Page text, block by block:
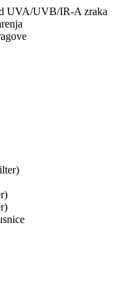
UVA/UVB/IR-A zraka